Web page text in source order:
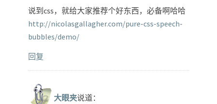
说到css，就给大家推荐个好东西，必备啊哈哈
http://nicolasgallagher.com/pure-css-speech-
bubbles/demo/
回复
大眼夹说道：